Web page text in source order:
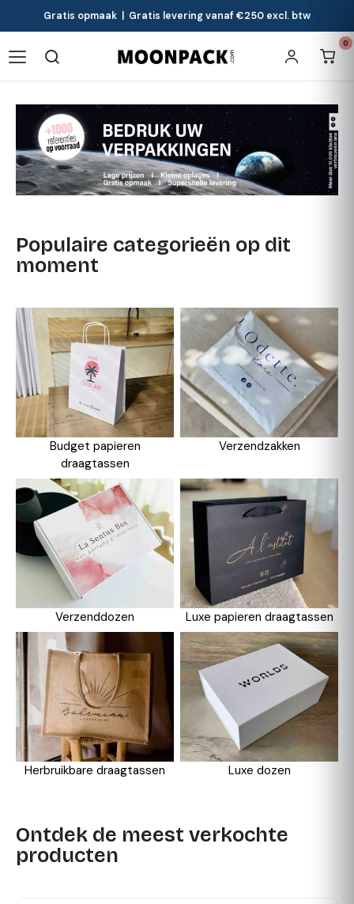
Gratis opmaak | Gratis levering vanaf €250 excl. btw
0
Populaire categorieën op dit
moment
Budget papieren
draagtassen
Verzendzakken
Verzenddozen Luxe papieren draagtassen
Herbruikbare draagtassen Luxe dozen
Ontdek de meest verkochte
producten